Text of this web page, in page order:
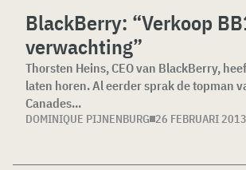
BlackBerry: “Verkoop
verwachting”
Thorsten Heins, CEO van BlackBerry,
laten horen. Al eerder sprak de topman
Canades...
DOMINIQUE PIJNENBURG 26 FEBRUARI 2013